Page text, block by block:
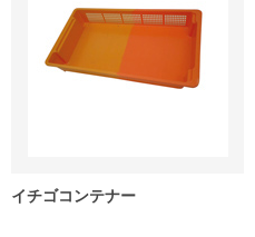
イチゴコンテナー